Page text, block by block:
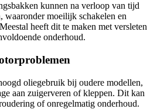
kunnen na verloop van tijd
waaronder moeilijk schakelen en
heeft dit te maken met versleten
onderhoud.
oliegebruik bij oudere modellen,
aan zuigerveren of kleppen. Dit kan
of onregelmatig onderhoud.